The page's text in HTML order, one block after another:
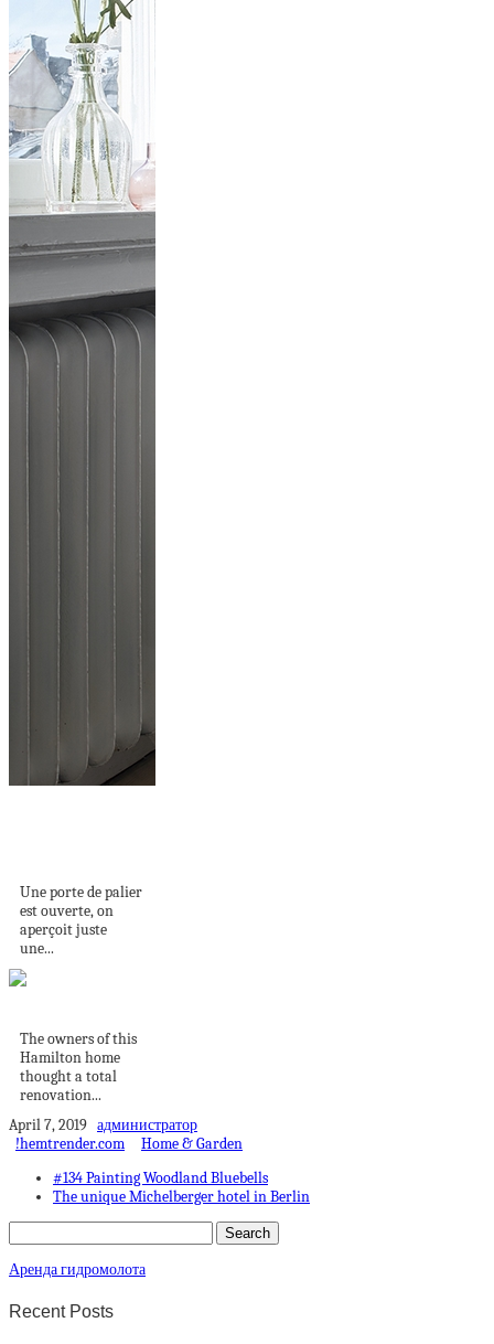
Une porte de palier
est ouverte, on
aperçoit juste
une...
The owners of this
Hamilton home
thought a total
renovation...
April 7, 2019 администратор
!hemtrender.com
Home & Garden
#134 Painting Woodland Bluebells
The unique Michelberger hotel in Berlin
Аренда гидромолота
Recent Posts